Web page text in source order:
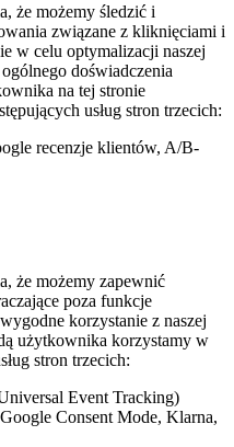
że możemy śledzić i
związane z kliknięciami i
w celu optymalizacji naszej
doświadczenia
na tej stronie
usług stron trzecich:
recenzje klientów, A/B-
że możemy zapewnić
poza funkcje
korzystanie z naszej
użytkownika korzystamy w
stron trzecich:
Event Tracking)
Consent Mode, Klarna,